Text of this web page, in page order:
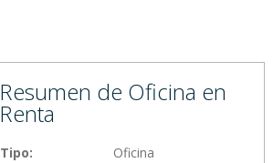
Resumen de Oficina en
Renta
Tipo:
Oficina